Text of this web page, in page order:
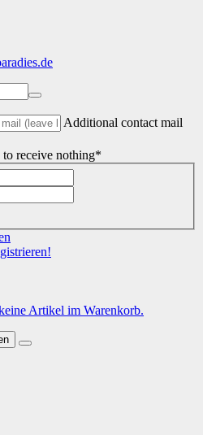
Additional contact mail
receive nothing*
Artikel im Warenkorb.